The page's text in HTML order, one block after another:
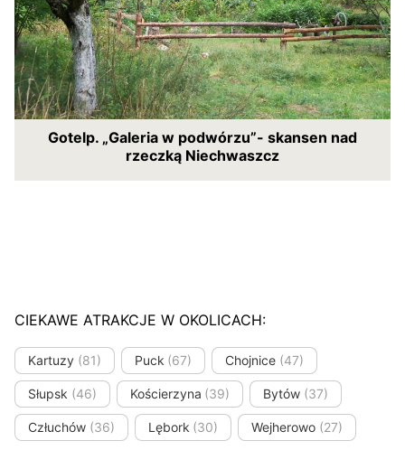
Gotelp. „Galeria w podwórzu”- skansen nad
rzeczką Niechwaszcz
CIEKAWE ATRAKCJE W OKOLICACH:
Kartuzy (81) Puck (67) Chojnice (47)
Słupsk (46) Kościerzyna (39) Bytów (37)
Człuchów (36) Lębork (30) Wejherowo (27)